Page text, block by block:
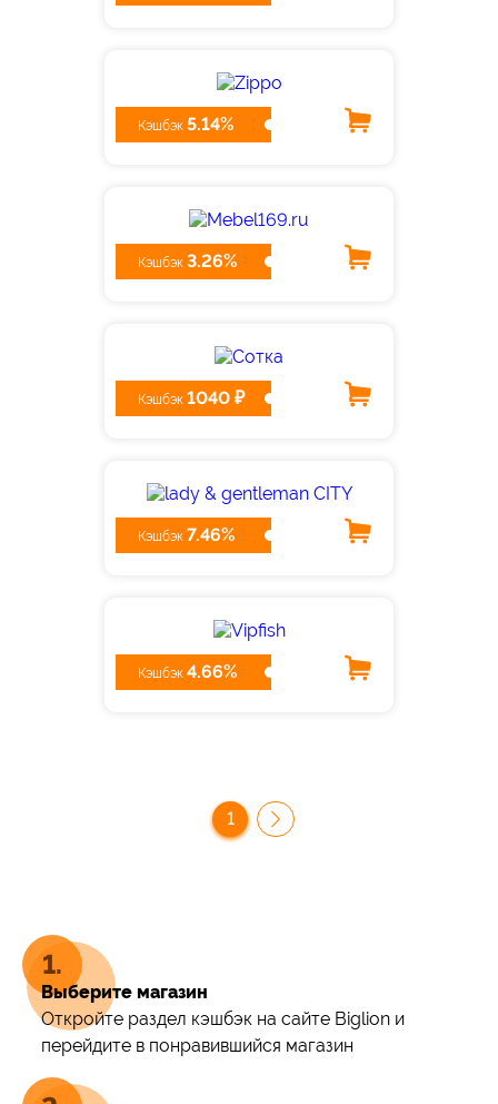
Кэшбэк 5.14%
Кэшбэк 3.26%
Кэшбэк 1040 ₽
Кэшбэк 7.46%
Кэшбэк 4.66%
1
Выберите магазин
Откройте раздел кэшбэк на сайте Biglion и
перейдите в понравившийся магазин